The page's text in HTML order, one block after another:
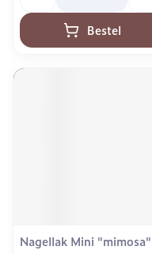
Bestel
Nagellak Mini "mimosa"